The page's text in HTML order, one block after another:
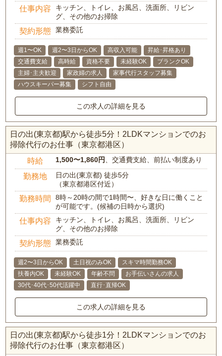
仕事内容
キッチン、トイレ、お風呂、洗面所、リビン
グ、その他のお掃除
契約形態 業務委託
週1〜OK 週2〜3日からOK 高収入可能
昇給･昇格あり
交通費支給
高時給 資格不要 未経験OK
ブランクOK
主婦･主夫歓迎
家政婦の求人
家事代行スタッフ募集
ハウスキーパー募集
シフト自由
この求人の詳細を見る
日の出(東京都)駅から徒歩5分！2LDKマンションでのお
掃除代行のお仕事（東京都港区）
時給 1,500〜1,860円、交通費支給、前払い制度あり
勤務地
日の出(東京都) 徒歩5分
（東京都港区付近）
勤務時間
8時～20時の間で1時間〜、好きな日に働くこと
が可能です。(候補の日時から選択)
仕事内容
キッチン、トイレ、お風呂、洗面所、リビン
グ、その他のお掃除
契約形態 業務委託
週2〜3日からOK 土日祝のみOK
スキマ時間勤務OK
扶養内OK
未経験OK 年齢不問
お手伝いさんの求人
30代･40代･50代活躍中
直行･直帰OK
この求人の詳細を見る
日の出(東京都)駅から徒歩1分！2LDKマンションでのお
掃除代行のお仕事（東京都港区）